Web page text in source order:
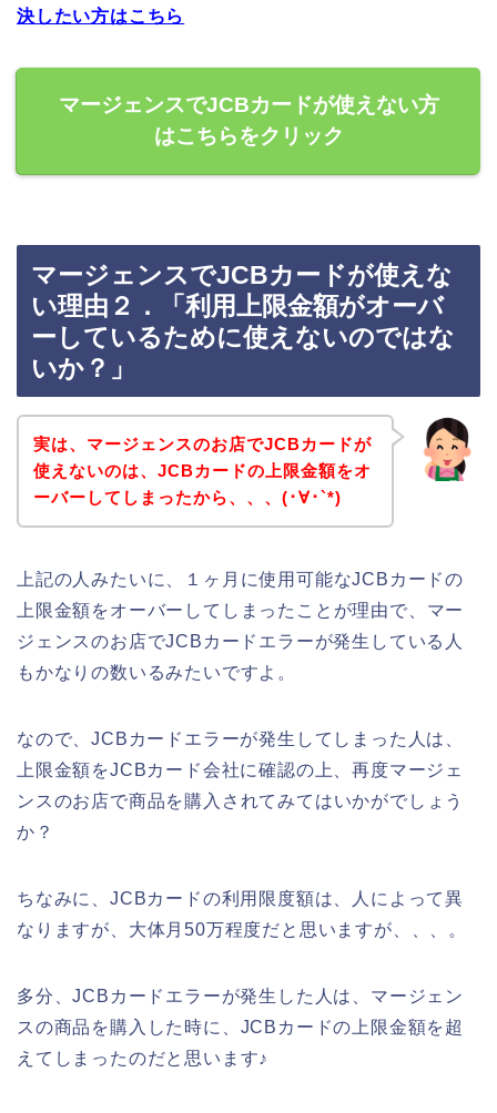
決したい方はこちら
マージェンスでJCBカードが使えない方
はこちらをクリック
マージェンスでJCBカードが使えな
い理由２．「利用上限金額がオーバ
ーしているために使えないのではな
いか？」
実は、マージェンスのお店でJCBカードが
使えないのは、JCBカードの上限金額をオ
ーバーしてしまったから、、、(･∀･`*)
上記の人みたいに、１ヶ月に使用可能なJCBカードの
上限金額をオーバーしてしまったことが理由で、マー
ジェンスのお店でJCBカードエラーが発生している人
もかなりの数いるみたいですよ。
なので、JCBカードエラーが発生してしまった人は、
上限金額をJCBカード会社に確認の上、再度マージェ
ンスのお店で商品を購入されてみてはいかがでしょう
か？
ちなみに、JCBカードの利用限度額は、人によって異
なりますが、大体月50万程度だと思いますが、、、。
多分、JCBカードエラーが発生した人は、マージェン
スの商品を購入した時に、JCBカードの上限金額を超
えてしまったのだと思います♪